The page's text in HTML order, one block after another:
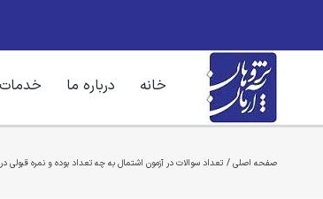
خانه درباره ما
صفحه اصلی تعداد سوالات در آزمون اشتمال به چه تعداد بوده و نمره قبولی